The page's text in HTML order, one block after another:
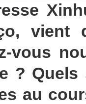
vient
vous
?
au